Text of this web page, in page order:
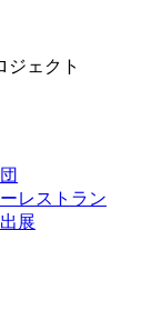
ジェクト
レストラン
展